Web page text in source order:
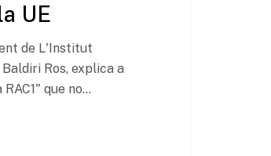
UE
de L'Institut
Ros, explica a
RAC1" que no…